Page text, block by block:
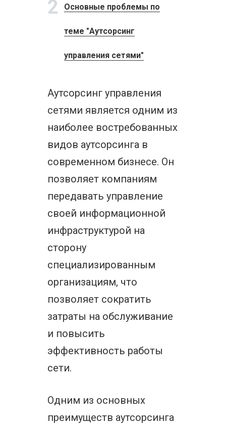
2 Основные проблемы по
теме "Аутсорсинг
управления сетями"
Аутсорсинг управления
сетями является одним из
наиболее востребованных
видов аутсорсинга в
современном бизнесе. Он
позволяет компаниям
передавать управление
своей информационной
инфраструктурой на
сторону
специализированным
организациям, что
позволяет сократить
затраты на обслуживание
и повысить
эффективность работы
сети.
Одним из основных
преимуществ аутсорсинга